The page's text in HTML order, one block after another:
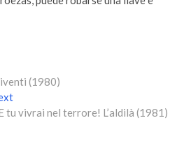
(1980)
N
e
tu vivrai nel terrore! L’aldilà (1981)